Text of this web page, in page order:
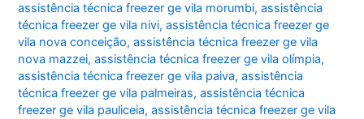
assistência técnica freezer ge vila morumbi,assistência
técnica freezer ge vila nivi,assistência técnica freezer ge
vila nova conceição,assistência técnica freezer ge vila
nova mazzei,assistência técnica freezer ge vila olímpia,
assistência técnica freezer ge vila paiva,assistência
técnica freezer ge vila palmeiras,assistência técnica
freezer ge vila pauliceia,assistência técnica freezer ge vila